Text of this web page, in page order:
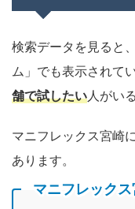
検索データを見ると
ム」でも表示されて
舗で試したい 人がい
マニフレックス宮崎
あります。
マニフレック